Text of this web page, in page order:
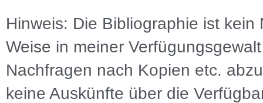
Hinweis: Die Bibliographie ist kein
Weise in meiner
Nachfragen nach Kopien etc.
keine Auskünfte über die